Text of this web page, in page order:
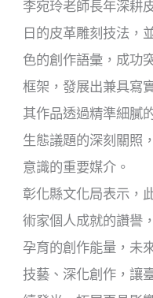
李宛玲老師長年深耕
日的皮革雕刻技法，
色的創作語彙，成功
框架，發展出兼具寫
其作品透過精準細膩
生態議題的深刻關照
意識的重要媒介。
彰化縣文化局表示，
術家個人成就的讚譽
孕育的創作能量，未
技藝、深化創作，讓